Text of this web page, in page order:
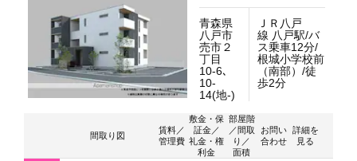
青森県
八戸市
売市２
丁目
10-6､
10-
14(地-)
ＪＲ八戸
線 八戸駅/バ
ス乗車12分/
根城小学校前
（南部）/徒
歩2分
間取り図
賃料／
管理費
敷金・保
証金／
礼金・権
利金
部屋階
／間取
り／
面積
お問い
合わせ
詳細を
見る